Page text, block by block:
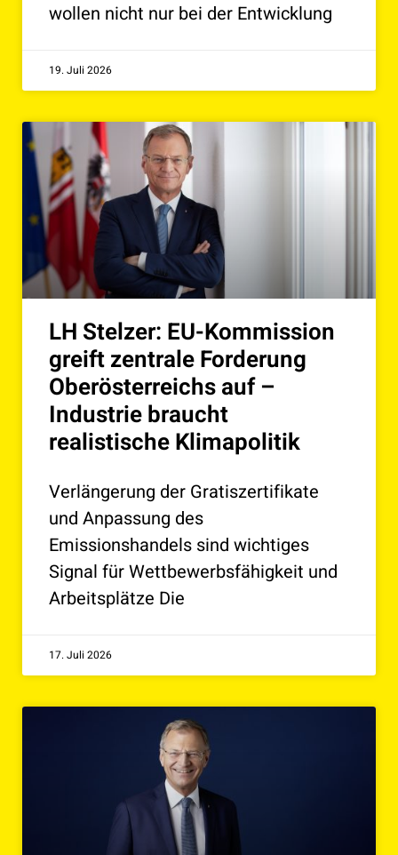
wollen nicht nur bei der Entwicklung
19. Juli 2026
LH Stelzer: EU-Kommission
greift zentrale Forderung
Oberösterreichs auf –
Industrie braucht
realistische Klimapolitik
Verlängerung der Gratiszertifikate
und Anpassung des
Emissionshandels sind wichtiges
Signal für Wettbewerbsfähigkeit und
Arbeitsplätze Die
17. Juli 2026